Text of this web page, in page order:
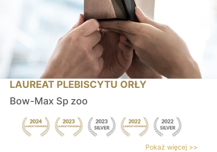
LAUREAT PLEBISCYTU ORŁY
Bow-Max Sp zoo
Pokaż więcej >>